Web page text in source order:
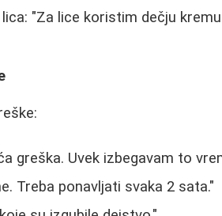
"Za lice koristim dečju
greška. Uvek izbegavam to
Treba ponavljati svaka 2 sata."